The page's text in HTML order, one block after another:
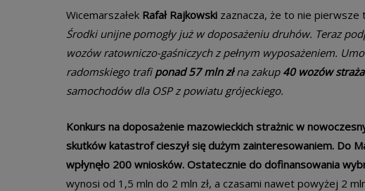
Wicemarszałek Rafał Rajkowski zaznacza, że to nie
Środki unijne pomogły już w doposażeniu druhów. Teraz
wozów ratowniczo-gaśniczych z pełnym wyposażeniem.
radomskiego trafiponad 57mln złna zakup 40 wozów
samochodów dla OSP z powiatu grójeckiego.
Konkurs na doposażenie mazowieckich strażnic w
skutków katastrof cieszył się dużym zainteresowaniem. Do
wpłynęło 200 wniosków. Ostatecznie do dofinansowania
wynosi od 1,5 mln do 2 mln zł, a czasami nawet powyżej 2